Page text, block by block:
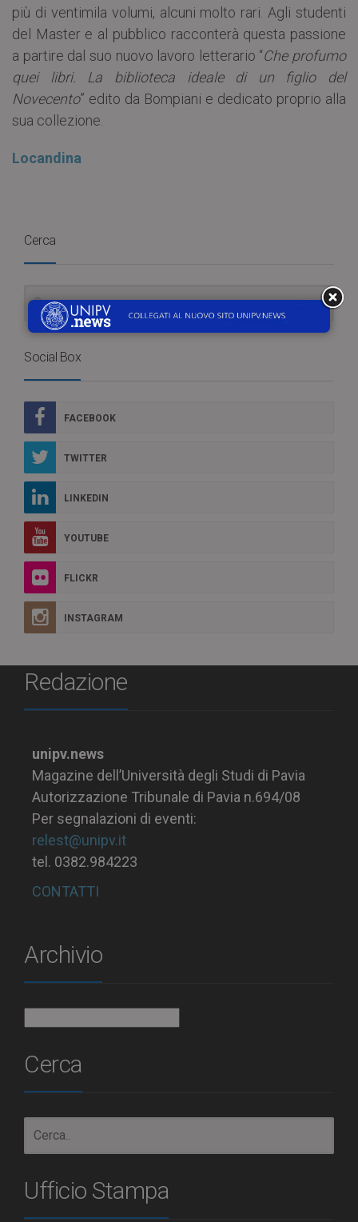
più di ventimila volumi, alcuni molto rari. Agli studenti
del Master e al pubblico racconterà questa passione
a partire dal suo nuovo lavoro letterario “Che profumo
quei libri. La biblioteca ideale di un figlio del
Novecento” edito da Bompiani e dedicato proprio alla
sua collezione.
Locandina
Cerca
Social Box
FACEBOOK
TWITTER
LINKEDIN
YOUTUBE
FLICKR
INSTAGRAM
Redazione
unipv.news
Magazine dell’Università degli Studi di Pavia
Autorizzazione Tribunale di Pavia n.694/08
Per segnalazioni di eventi:
relest@unipv.it
tel. 0382.984223
CONTATTI
Archivio
Cerca
Ufficio Stampa